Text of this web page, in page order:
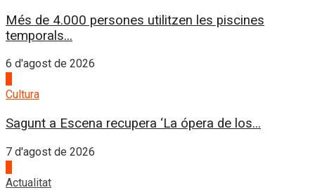
Més de 4.000 persones utilitzen les piscines
temporals...
6 d'agost de 2026
Cultura
Sagunt a Escena recupera ‘La ópera de los...
7 d'agost de 2026
Actualitat